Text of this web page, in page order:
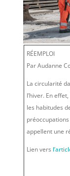
RÉEMPLOI
Par Audanne
La circularité
l’hiver. En
les habitudes
appellent une
Lien vers